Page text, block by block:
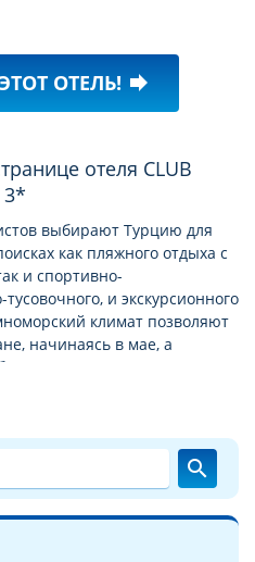
ОТЕЛЬ! forward
3*
выбирают Турцию для
как пляжного отдыха с
и спортивно-
и экскурсионного
климат позволяют
начинаясь в мае, а
история позволяет
с экскурсионными турами
MERI HOTEL
познакомить Вас с
3*. Надеемся, что
и помогут с выбором для
search